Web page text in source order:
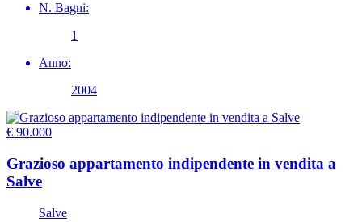
N. Bagni:
1
Anno:
2004
€ 90.000
Grazioso appartamento indipendente in vendita a
Salve
Salve